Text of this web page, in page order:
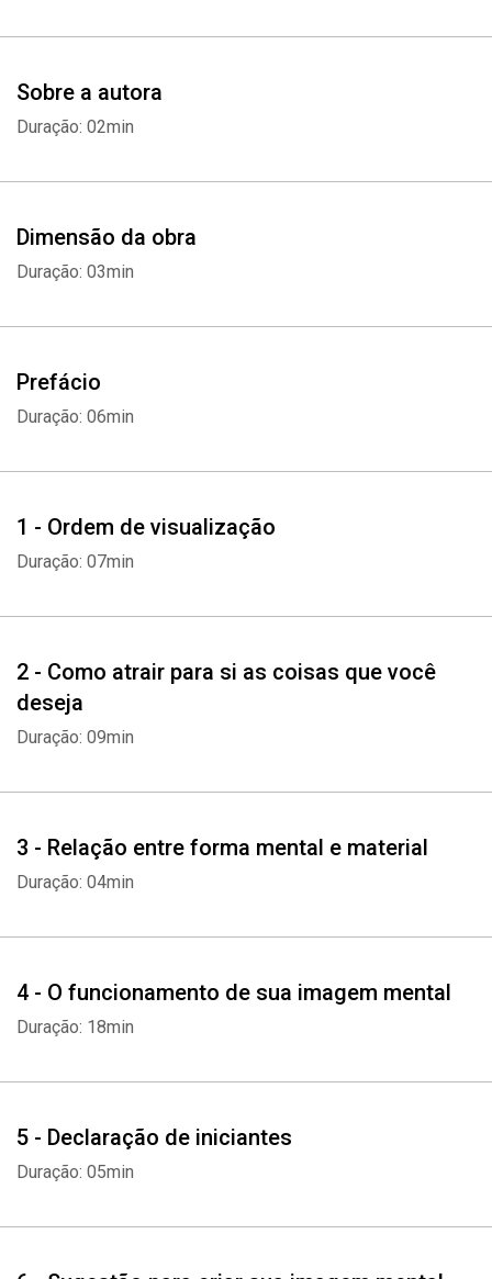
Sobre a autora
Duração: 02min
Dimensão da obra
Duração: 03min
Prefácio
Duração: 06min
1 - Ordem de visualização
Duração: 07min
2 - Como atrair para si as coisas que você
deseja
Duração: 09min
3 - Relação entre forma mental e material
Duração: 04min
4 - O funcionamento de sua imagem mental
Duração: 18min
5 - Declaração de iniciantes
Duração: 05min